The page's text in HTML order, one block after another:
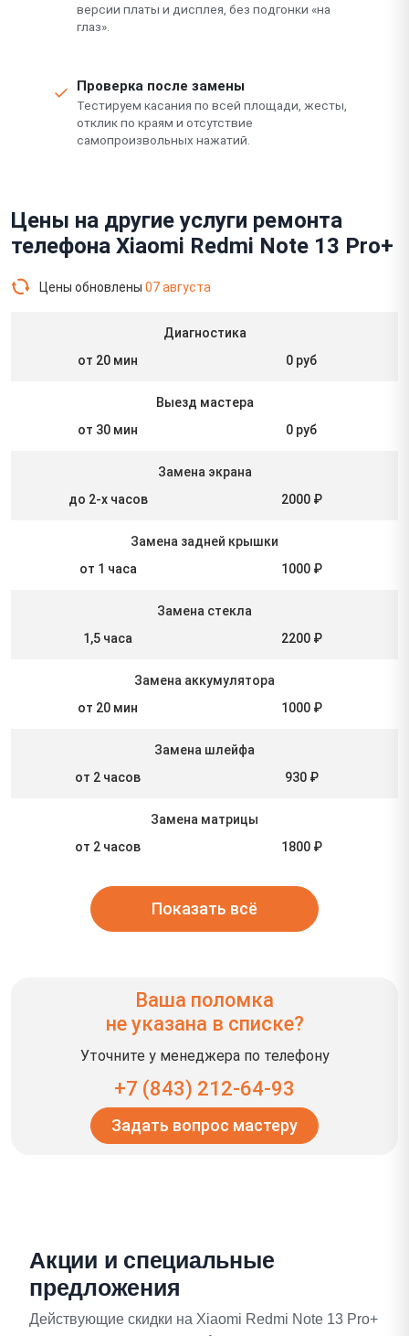
версии платы и дисплея, без подгонки «на
глаз».
Проверка после замены
Тестируем касания по всей площади, жесты,
отклик по краям и отсутствие
самопроизвольных нажатий.
Цены на другие услуги ремонта
телефона Xiaomi Redmi Note 13 Pro+
Цены обновлены 07 августа
Диагностика
от 20 мин
0 руб
Выезд мастера
от 30 мин
0 руб
Замена экрана
до 2-х часов
2000 ₽
Замена задней крышки
от 1 часа
1000 ₽
Замена стекла
1,5 часа
2200 ₽
Замена аккумулятора
от 20 мин
1000 ₽
Замена шлейфа
от 2 часов
930 ₽
Замена матрицы
от 2 часов
1800 ₽
Показать всё
Ваша поломка
не указана в списке?
Уточните у менеджера по телефону
+7 (843) 212-64-93
Задать вопрос мастеру
Акции и специальные
предложения
Действующие скидки на Xiaomi Redmi Note 13 Pro+